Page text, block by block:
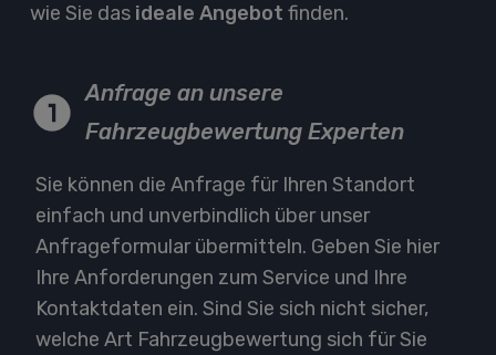
wie Sie das ideale Angebot finden.
Anfrage an unsere
Fahrzeugbewertung Experten
Sie können die Anfrage für Ihren Standort
einfach und unverbindlich über unser
Anfrageformular übermitteln. Geben Sie hier
Ihre Anforderungen zum Service und Ihre
Kontaktdaten ein. Sind Sie sich nicht sicher,
welche Art Fahrzeugbewertung sich für Sie